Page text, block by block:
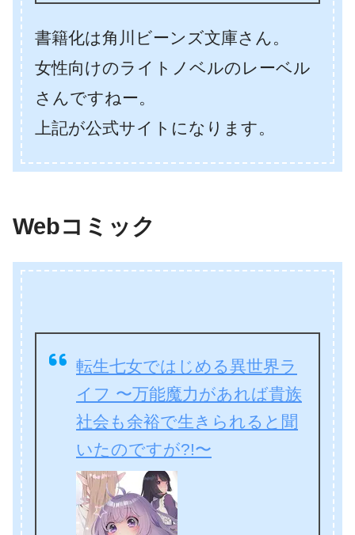
書籍化は角川ビーンズ文庫さん。
女性向けのライトノベルのレーベル
さんですねー。
上記が公式サイトになります。
Webコミック
転生七女ではじめる異世界ラ
イフ 〜万能魔力があれば貴族
社会も余裕で生きられると聞
いたのですが?!〜